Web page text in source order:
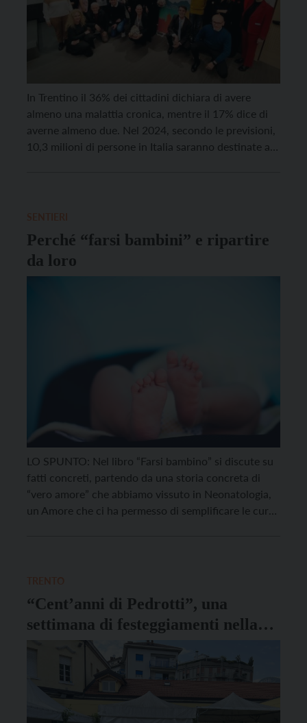
In Trentino il 36% dei cittadini dichiara di avere
almeno una malattia cronica, mentre il 17% dice di
averne almeno due. Nel 2024, secondo le previsioni,
10,3 milioni di persone in Italia saranno destinate a
Perché “farsi bambini” e ripartire
da loro
LO SPUNTO: Nel libro “Farsi bambino” si discute su
fatti concreti, partendo da una storia concreta di
“vero amore” che abbiamo vissuto in Neonatologia,
un Amore che ci ha permesso di semplificare le cure,
“Cent’anni di Pedrotti”, una
settimana di festeggiamenti nella
scuola dell’infanzia di Trento